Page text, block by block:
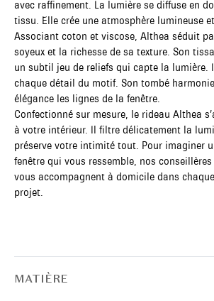
avec raffinement. La lumière se diffuse en
tissu. Elle crée une atmosphère lumineuse
Associant coton et viscose, Althea séduit
soyeux et la richesse de sa texture. Son
un subtil jeu de reliefs qui capte la lumière.
chaque détail du motif. Son tombé
élégance les lignes de la fenêtre.
Confectionné sur mesure, le rideau Althea
à votre intérieur. Il filtre délicatement la
préserve votre intimité tout. Pour imaginer
fenêtre qui vous ressemble, nos
vous accompagnent à domicile dans
projet.
MATIÈRE